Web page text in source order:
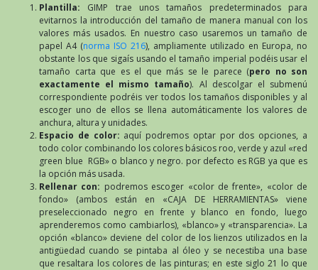
Plantilla: GIMP trae unos tamaños predeterminados para
evitarnos la introducción del tamaño de manera manual con los
valores más usados. En nuestro caso usaremos un tamaño de
papel A4 (norma ISO 216), ampliamente utilizado en Europa, no
obstante los que sigaís usando el tamaño imperial podéis usar el
tamaño carta que es el que más se le parece (pero no son
exactamente el mismo tamaño). Al descolgar el submenú
correspondiente podréis ver todos los tamaños disponibles y al
escoger uno de ellos se llena automáticamente los valores de
anchura, altura y unidades.
Espacio de color: aquí podremos optar por dos opciones, a
todo color combinando los colores básicos roo, verde y azul «red
green blue RGB» o blanco y negro. por defecto es RGB ya que es
la opción más usada.
Rellenar con: podremos escoger «color de frente», «color de
fondo» (ambos están en «CAJA DE HERRAMIENTAS» viene
preseleccionado negro en frente y blanco en fondo, luego
aprenderemos como cambiarlos), «blanco» y «transparencia». La
opción «blanco» deviene del color de los lienzos utilizados en la
antigüedad cuando se pintaba al óleo y se necestiba una base
que resaltara los colores de las pinturas; en este siglo 21 lo que